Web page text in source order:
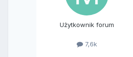
Użytkownik forum
7,6k